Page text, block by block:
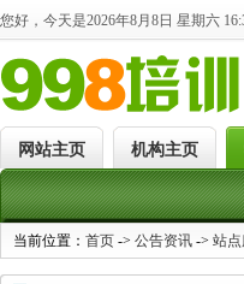
您好，今天是2026年8月8日 星期六
网站主页 机构主页
当前位置： 首页 -> 公告资讯 -> 站点